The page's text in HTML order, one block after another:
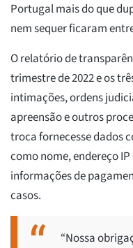
Portugal mais do que
nem sequer ficaram
O relatório de
trimestre de 2022 e os
intimações, ordens
apreensão e outros
troca fornecesse dados
como nome, endereço
informações de
casos.
“Nossa